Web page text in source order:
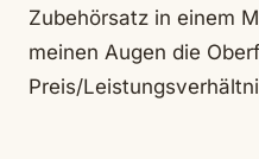
Zubehörsatz in einem
meinen Augen die
Preis/